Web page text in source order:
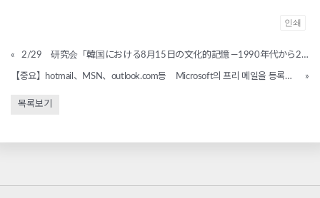
인쇄
« 2/29 研究会「韓国における8月15日の文化的記憶 ―1990年代から2000年代半ばにかけての国家記念事業と保守陣営内の歴史認識の変遷を中心に―」ご案内
【중요】hotmail、MSN、outlook.com등 Microsoft의 프리 메일을 등록하신 회원 여러분께 »
목록보기